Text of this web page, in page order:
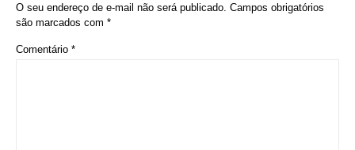
O seu endereço de e-mail não será publicado. Campos obrigatórios
são marcados com *
Comentário *